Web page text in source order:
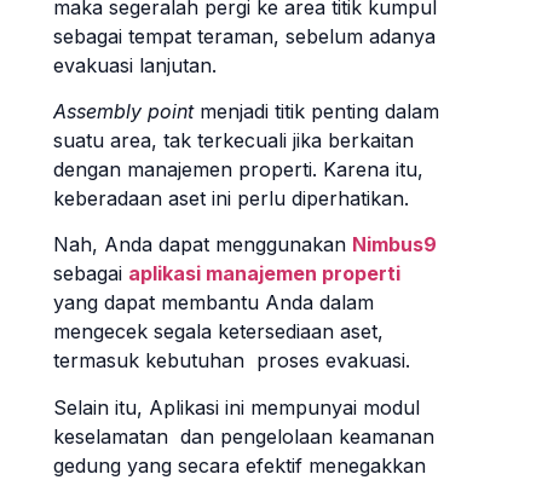
maka segeralah pergi ke area titik kumpul
sebagai tempat teraman, sebelum adanya
evakuasi lanjutan.
Assembly pointmenjadi titik penting dalam
suatu area, tak terkecuali jika berkaitan
dengan manajemen properti. Karena itu,
keberadaan aset ini perlu diperhatikan.
Nah, Anda dapat menggunakan Nimbus9
sebagai aplikasi manajemen properti
yang dapat membantu Anda dalam
mengecek segala ketersediaan aset,
termasuk kebutuhan proses evakuasi.
Selain itu, Aplikasi ini mempunyai modul
keselamatan dan pengelolaan keamanan
gedung yang secara efektif menegakkan